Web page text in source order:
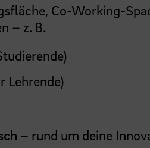
Co-Working-
– z. B.
Lehrende)
– rund um deine